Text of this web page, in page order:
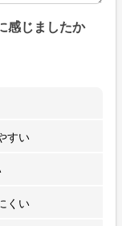
感じましたか
すい
くい